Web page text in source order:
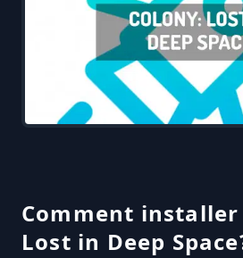
Comment installer
Lost in Deep